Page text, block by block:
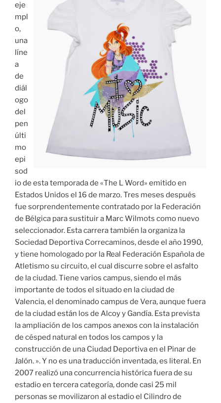
eje
mpl
o,
una
líne
a
de
diál
ogo
del
pen
últi
mo
epi
sod
io de esta temporada de «The L Word» emitido en
Estados Unidos el 16 de marzo. Tres meses después
fue sorprendentemente contratado por la Federación
de Bélgica para sustituir a Marc Wilmots como nuevo
seleccionador. Esta carrera también la organiza la
Sociedad Deportiva Correcaminos, desde el año 1990,
y tiene homologado por la Real Federación Española de
Atletismo su circuito, el cual discurre sobre el asfalto
de la ciudad. Tiene varios campus, siendo el más
importante de todos el situado en la ciudad de
Valencia, el denominado campus de Vera, aunque fuera
de la ciudad están los de Alcoy y Gandía. Esta prevista
la ampliación de los campos anexos con la instalación
de césped natural en todos los campos y la
construcción de una Ciudad Deportiva en el Pinar de
Jalón. ». Y no es una traducción inventada, es literal. En
2007 realizó una concurrencia histórica fuera de su
estadio en tercera categoría, donde casi 25 mil
personas se movilizaron al estadio el Cilindro de